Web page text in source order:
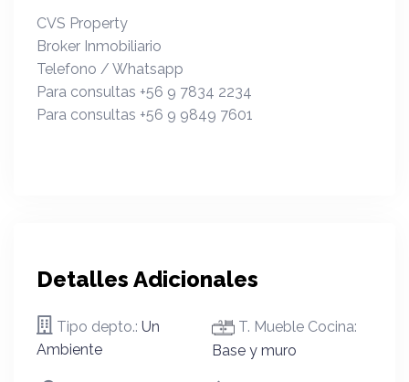
CVS Property
Broker Inmobiliario
Telefono / Whatsapp
Para consultas +56 9 7834 2234
Para consultas +56 9 9849 7601
Detalles Adicionales
Tipo depto.: Un
Ambiente
T. Mueble Cocina:
Base y muro